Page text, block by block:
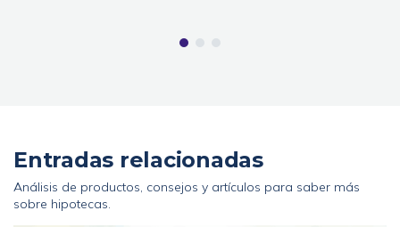
Entradas relacionadas
Análisis de productos, consejos y artículos para saber más
sobre hipotecas.